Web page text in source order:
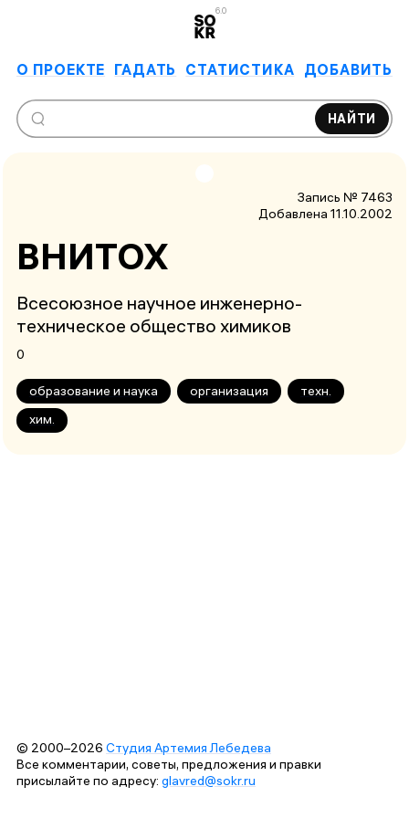
6.0
О ПРОЕКТЕ ГАДАТЬ СТАТИСТИКА ДОБАВИТЬ
НАЙТИ
Запись № 7463
Добавлена 11.10.2002
ВНИТОХ
Всесоюзное научное инженерно-
техническое общество химиков
0
образование и наука организация
техн.
хим.
© 2000–2026 Студия Артемия Лебедева
Все комментарии, советы, предложения и правки
присылайте по адресу: glavred@sokr.ru